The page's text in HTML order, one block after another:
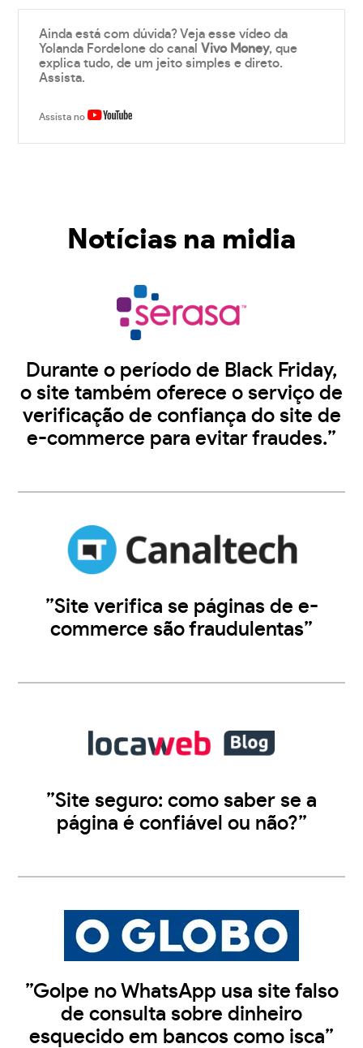
Ainda está com dúvida? Veja esse vídeo da
Yolanda Fordelone do canalVivo Money, que
explica tudo, de um jeito simples e direto.
Assista.
Assista no
Notícias na midia
Durante o período de Black Friday,
o site também oferece o serviço de
verificação de confiança do site de
e-commerce para evitar fraudes.”
”Site verifica se páginas de e-
commerce são fraudulentas”
”Site seguro: como saber se a
página é confiável ou não?”
”Golpe no WhatsApp usa site falso
de consulta sobre dinheiro
esquecido em bancos como isca”